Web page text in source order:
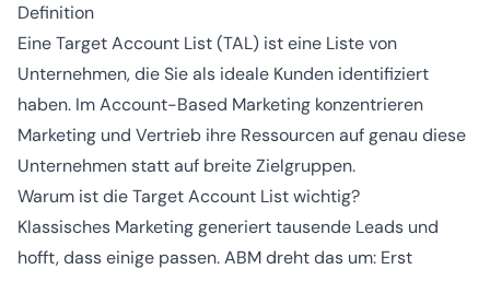
Definition
Eine Target Account List (TAL) ist eine Liste von
Unternehmen, die Sie als ideale Kunden identifiziert
haben. Im Account-Based Marketing konzentrieren
Marketing und Vertrieb ihre Ressourcen auf genau diese
Unternehmen statt auf breite Zielgruppen.
Warum ist die Target Account List wichtig?
Klassisches Marketing generiert tausende Leads und
hofft, dass einige passen. ABM dreht das um: Erst